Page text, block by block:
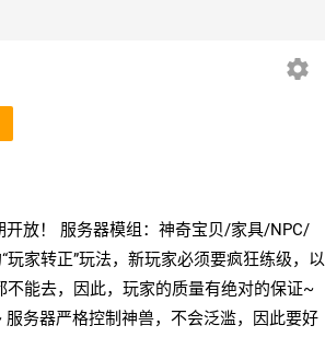
settings
放！ 服务器模组：神奇宝贝/家具/NPC/
家转正”玩法，新玩家必须要疯狂练级，以
能去，因此，玩家的质量有绝对的保证~
务器严格控制神兽，不会泛滥，因此要好